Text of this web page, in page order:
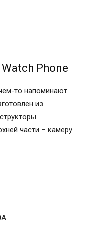
Phone
то напоминают
из
части – камеру.